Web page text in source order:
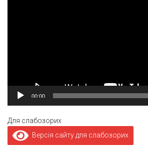
00:00
Для слабозорих
Версія сайту для слабозорих